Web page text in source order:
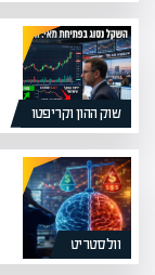
שוק ההון וקריפטו
וולסטריט